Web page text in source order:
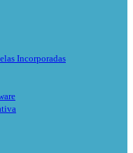
Incorporadas